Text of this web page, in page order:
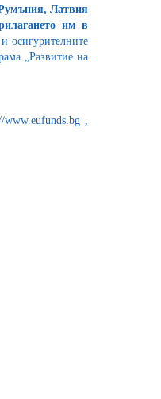
Латвия
им в
осигурителните
„Развитие на
,